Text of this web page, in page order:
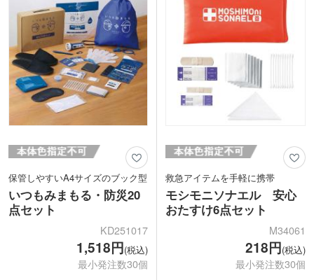
保管しやすいA4サイズのブック型
いつもみまもる・防災20
点セット
KD251017
1,518円(税込)
最小発注数30個
救急アイテムを手軽に携帯
モシモニソナエル 安心
おたすけ6点セット
M34061
218円(税込)
最小発注数30個